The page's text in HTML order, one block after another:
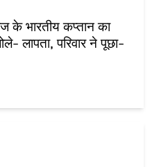
के भारतीय कप्तान का
लापता, परिवार ने पूछा-